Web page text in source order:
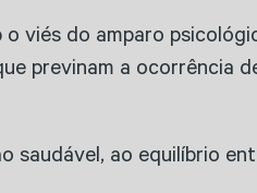
viés do amparo
previnam a ocorrência
ao equilíbrio